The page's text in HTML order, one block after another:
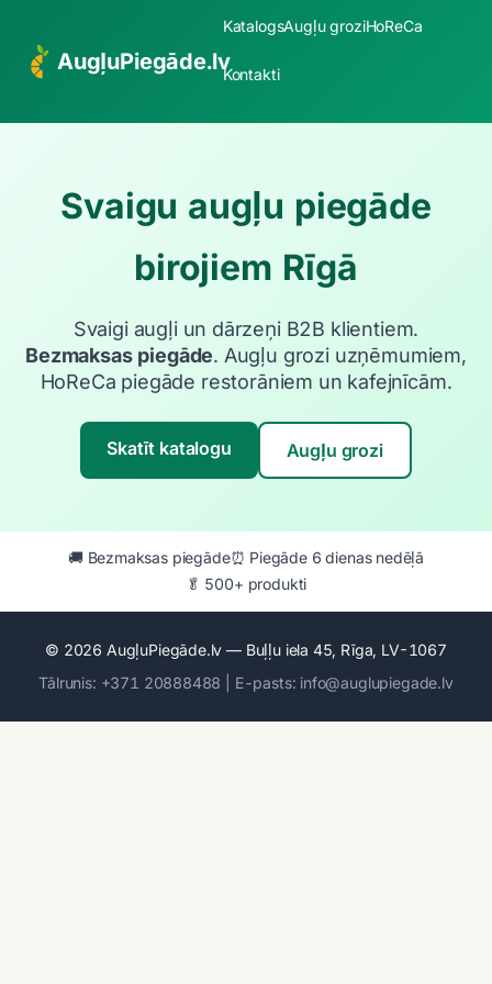
AugļuPiegāde.lv
KatalogsAugļu groziHoReCa
Kontakti
Svaigu augļu piegāde
birojiem Rīgā
Svaigi augļi un dārzeņi B2B klientiem.
Bezmaksas piegāde. Augļu grozi uzņēmumiem,
HoReCa piegāde restorāniem un kafejnīcām.
Skatīt katalogu Augļu grozi
🚚 Bezmaksas piegāde⏰ Piegāde 6 dienas nedēļā
🥬 500+ produkti
© 2026 AugļuPiegāde.lv — Buļļu iela 45, Rīga, LV-1067
Tālrunis: +371 20888488 | E-pasts: info@auglupiegade.lv